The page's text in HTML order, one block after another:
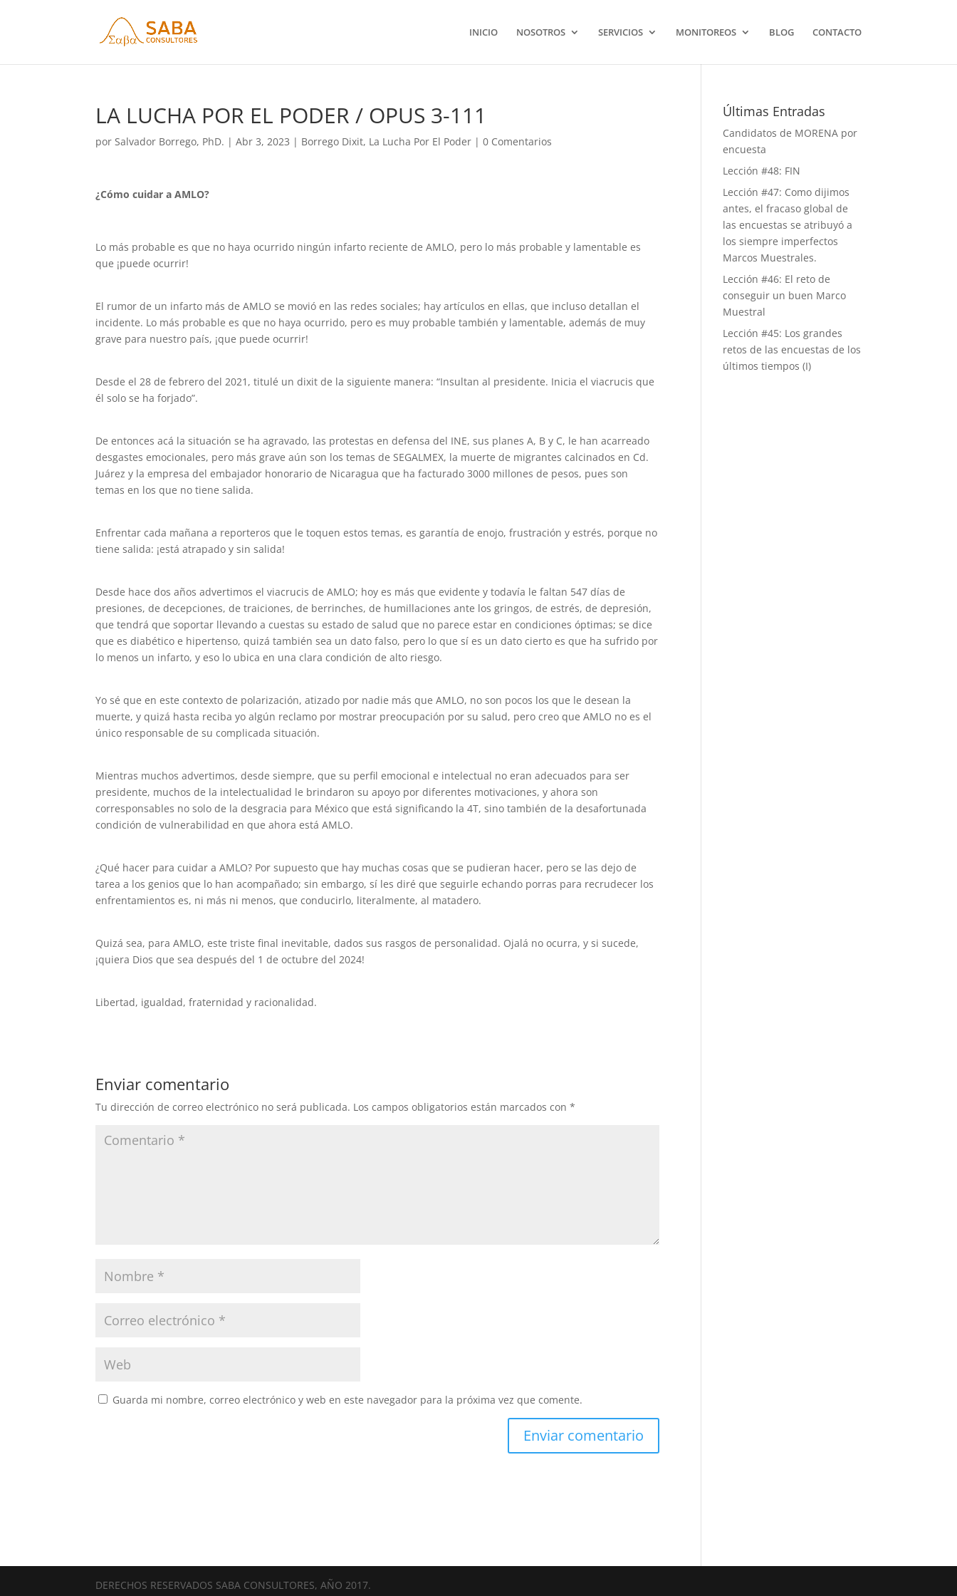
INICIO NOSOTROS SERVICIOS MONITOREOS BLOG CONTACTO
LA LUCHA POR EL PODER / OPUS 3-111
porSalvador Borrego, PhD. |Abr 3, 2023 | Borrego Dixit, La Lucha Por El Poder |0 Comentarios
¿Cómo cuidar a AMLO?
Lo más probable es que no haya ocurrido ningún infarto reciente de AMLO, pero lo más probable y lamentable es
que ¡puede ocurrir!
El rumor de un infarto más de AMLO se movió en las redes sociales; hay artículos en ellas, que incluso detallan el
incidente. Lo más probable es que no haya ocurrido, pero es muy probable también y lamentable, además de muy
grave para nuestro país, ¡que puede ocurrir!
Desde el 28 de febrero del 2021, titulé un dixit de la siguiente manera: “Insultan al presidente. Inicia el viacrucis que
él solo se ha forjado”.
De entonces acá la situación se ha agravado, las protestas en defensa del INE, sus planes A, B y C, le han acarreado
desgastes emocionales, pero más grave aún son los temas de SEGALMEX, la muerte de migrantes calcinados en Cd.
Juárez y la empresa del embajador honorario de Nicaragua que ha facturado 3000 millones de pesos, pues son
temas en los que no tiene salida.
Enfrentar cada mañana a reporteros que le toquen estos temas, es garantía de enojo, frustración y estrés, porque no
tiene salida: ¡está atrapado y sin salida!
Desde hace dos años advertimos el viacrucis de AMLO; hoy es más que evidente y todavía le faltan 547 días de
presiones, de decepciones, de traiciones, de berrinches, de humillaciones ante los gringos, de estrés, de depresión,
que tendrá que soportar llevando a cuestas su estado de salud que no parece estar en condiciones óptimas; se dice
que es diabético e hipertenso, quizá también sea un dato falso, pero lo que sí es un dato cierto es que ha sufrido por
lo menos un infarto, y eso lo ubica en una clara condición de alto riesgo.
Yo sé que en este contexto de polarización, atizado por nadie más que AMLO, no son pocos los que le desean la
muerte, y quizá hasta reciba yo algún reclamo por mostrar preocupación por su salud, pero creo que AMLO no es el
único responsable de su complicada situación.
Mientras muchos advertimos, desde siempre, que su perfil emocional e intelectual no eran adecuados para ser
presidente, muchos de la intelectualidad le brindaron su apoyo por diferentes motivaciones, y ahora son
corresponsables no solo de la desgracia para México que está significando la 4T, sino también de la desafortunada
condición de vulnerabilidad en que ahora está AMLO.
¿Qué hacer para cuidar a AMLO? Por supuesto que hay muchas cosas que se pudieran hacer, pero se las dejo de
tarea a los genios que lo han acompañado; sin embargo, sí les diré que seguirle echando porras para recrudecer los
enfrentamientos es, ni más ni menos, que conducirlo, literalmente, al matadero.
Quizá sea, para AMLO, este triste final inevitable, dados sus rasgos de personalidad. Ojalá no ocurra, y si sucede,
¡quiera Dios que sea después del 1 de octubre del 2024!
Libertad, igualdad, fraternidad y racionalidad.
Enviar comentario
Tu dirección de correo electrónico no será publicada. Los campos obligatorios están marcados con*
Guarda mi nombre, correo electrónico y web en este navegador para la próxima vez que comente.
Últimas Entradas
Candidatos de MORENA por
encuesta
Lección #48: FIN
Lección #47: Como dijimos
antes, el fracaso global de
las encuestas se atribuyó a
los siempre imperfectos
Marcos Muestrales.
Lección #46: El reto de
conseguir un buen Marco
Muestral
Lección #45: Los grandes
retos de las encuestas de los
últimos tiempos (I)
DERECHOS RESERVADOS SABA CONSULTORES, AÑO 2017.